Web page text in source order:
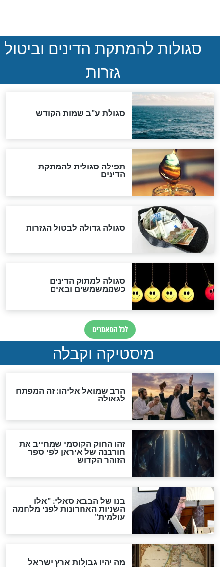
אחרית הימים
האם אפשר לחשב את הקץ?
מה יהיה בימות המשיח?
"לפני הגאולה תהיה אפיקורסות
והכחשה גדולה מאוד של
האמונה"
האם לאחר בוא המשיח יהיה
אפשר לחזור בתשובה?
לכל המאמרים
להמתקת הדינים וביטול
גזרות
סגולת ע"ב שמות הקודש